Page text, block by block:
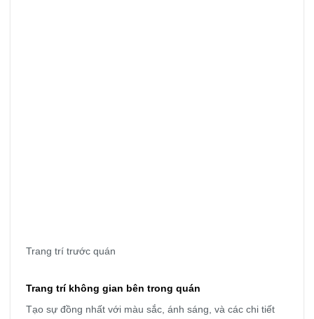
Trang trí trước quán
Trang trí không gian bên trong quán
Tạo sự đồng nhất với màu sắc, ánh sáng, và các chi tiết